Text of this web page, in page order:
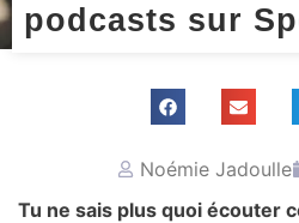
podcasts sur
Noémie Jadoulle
Tu ne sais plus quoi écouter